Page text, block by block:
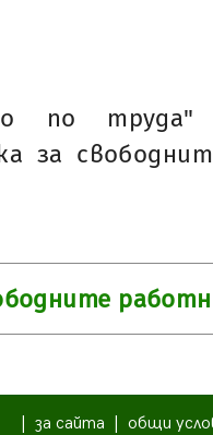
по труда"
за
за сайта
общи